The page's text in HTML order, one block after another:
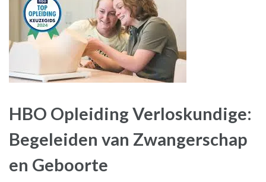
HBO Opleiding Verloskundige:
Begeleiden van Zwangerschap
en Geboorte